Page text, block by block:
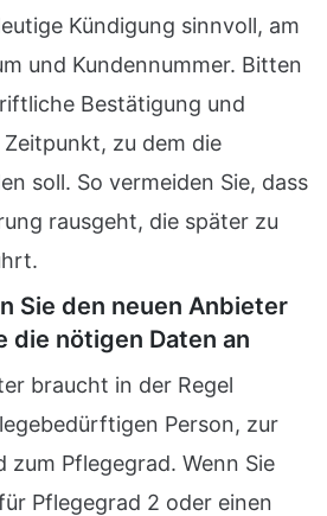
Kündigung sinnvoll, am
und Kundennummer. Bitten
Bestätigung und
zu dem die
soll. So vermeiden Sie, dass
rausgeht, die später zu
Sie den neuen Anbieter
die nötigen Daten an
braucht in der Regel
Person, zur
zum Pflegegrad. Wenn Sie
Pflegegrad 2 oder einen